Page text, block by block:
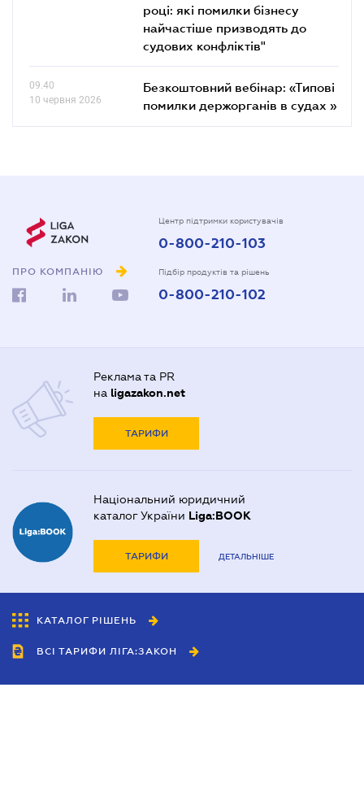
році: які помилки бізнесу
найчастіше призводять до
судових конфліктів"
09.40
10 червня 2026
Безкоштовний вебінар: «Типові
помилки держорганів в судах »
ПРО КОМПАНІЮ
Центр підтримки користувачів
0-800-210-103
Підбір продуктів та рішень
0-800-210-102
Реклама та PR
на ligazakon.net
ТАРИФИ
Національний юридичний
каталог України Liga:BOOK
ТАРИФИ ДЕТАЛЬНІШЕ
КАТАЛОГ РІШЕНЬ
ВСІ ТАРИФИ ЛІГА:ЗАКОН